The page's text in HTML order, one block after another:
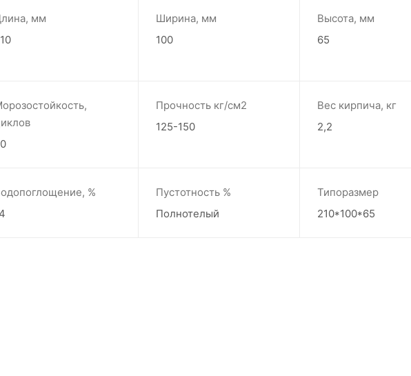
мм
Ширина, мм
100
Высота, мм
65
Прочность кг/см2
125-150
Вес кирпича, кг
2,2
%
Пустотность %
Полнотелый
Типоразмер
210*100*65